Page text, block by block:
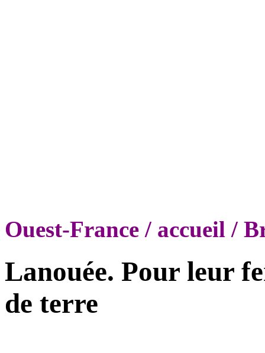
Ouest-France / accueil /
Lanouée. Pour leur
de terre